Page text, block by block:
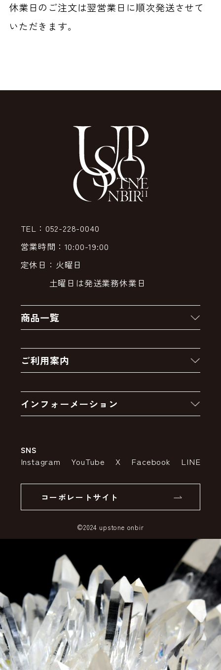
休業日のご注文は翌営業日に順次発送させて
いただきます。
TEL：052-228-0040
営業時間：10:00-19:00
定休日：火曜日
土曜日は発送業務休業日
商品一覧
クーポン
卸販売・大量注文
アウトレットセール
ご利用案内
お支払いについて
インフォーメーション
特定商取引法の表示
SSLサーバー証明書とは
SNS
Instagram YouTube X Facebook LINE
コーポレートサイト
©2024 upstone onbir